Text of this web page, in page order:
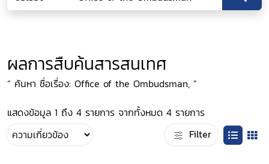
ผลการสืบค้นสารสนเทศ
“ ค้นหา ชื่อเรื่อง: Office of the Ombudsman, ”
แสดงข้อมูล 1 ถึง 4 รายการ จากทั้งหมด 4 รายการ
Filter